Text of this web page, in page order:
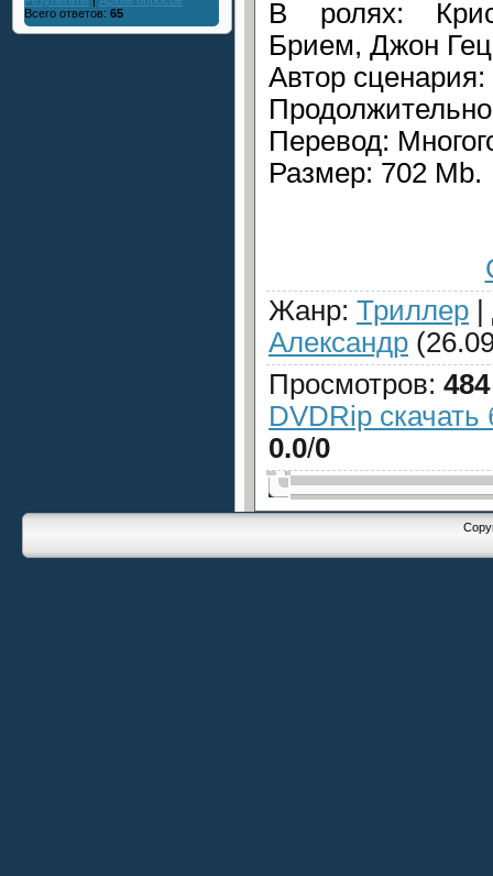
Всего ответов: 65
В ролях:
Брием, Джон
Автор
Перевод:
Размер: 702 Mb.
Жанр: Триллер |
Александр
Просмотров: 484
DVDRip скачать
0.0/0